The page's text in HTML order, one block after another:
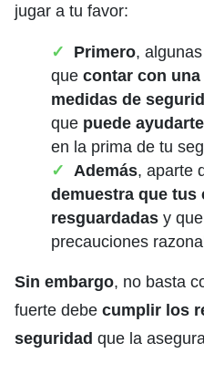
jugar a tu favor:
Primero,
que contar con
medidas de
que puede
en la prima de tu
Además, aparte
demuestra que tus
resguardadas y
precauciones
Sin embargo, no basta
fuerte debe cumplir los
seguridad que la